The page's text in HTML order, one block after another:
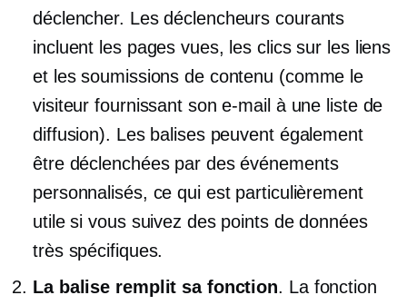
déclencher. Les déclencheurs courants
incluent les pages vues, les clics sur les liens
et les soumissions de contenu (comme le
visiteur fournissant son e-mail à une liste de
diffusion). Les balises peuvent également
être déclenchées par des événements
personnalisés, ce qui est particulièrement
utile si vous suivez des points de données
très spécifiques.
La balise remplit sa fonction. La fonction